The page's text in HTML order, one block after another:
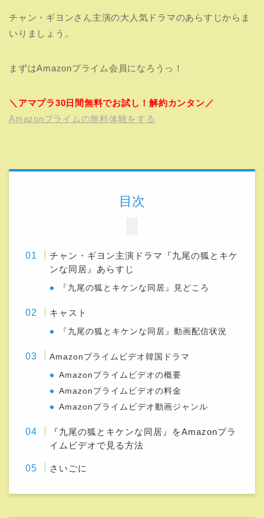
チャン・ギヨンさん主演の大人気ドラマのあらすじからま
いりましょう。
まずはAmazonプライム会員になろうっ！
＼アマプラ30日間無料でお試し！解約カンタン／
Amazonプライムの無料体験をする
目次
チャン・ギヨン主演ドラマ『九尾の狐とキケ
ンな同居』あらすじ
『九尾の狐とキケンな同居』見どころ
キャスト
『九尾の狐とキケンな同居』動画配信状況
Amazonプライムビデオ韓国ドラマ
Amazonプライムビデオの概要
Amazonプライムビデオの料金
Amazonプライムビデオ動画ジャンル
『九尾の狐とキケンな同居』をAmazonプラ
イムビデオで見る方法
さいごに